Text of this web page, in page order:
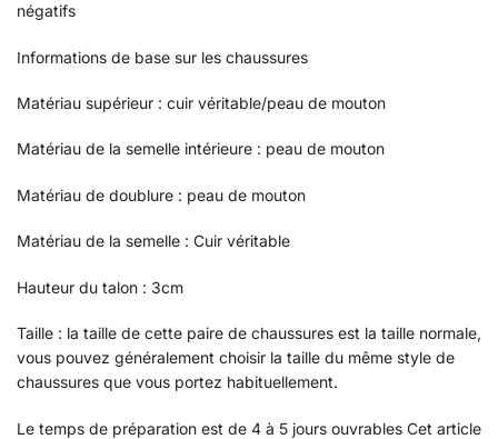
négatifs
Informations de base sur les chaussures
Matériau supérieur : cuir véritable/peau de mouton
Matériau de la semelle intérieure : peau de mouton
Matériau de doublure : peau de mouton
Matériau de la semelle : Cuir véritable
Hauteur du talon : 3cm
Taille : la taille de cette paire de chaussures est la taille normale,
vous pouvez généralement choisir la taille du même style de
chaussures que vous portez habituellement.
Le temps de préparation est de 4 à 5 jours ouvrables Cet article